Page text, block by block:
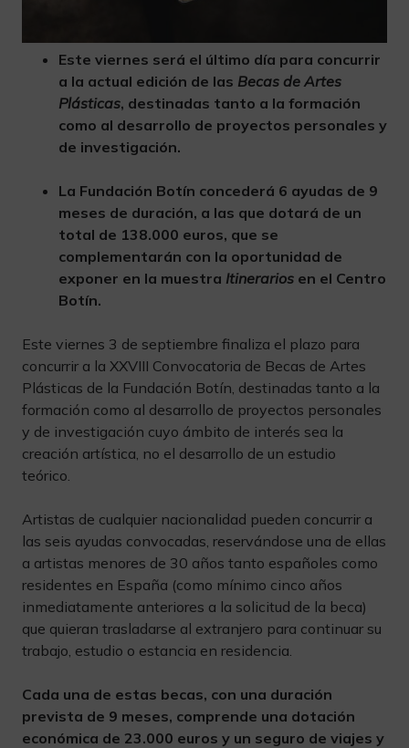
Este viernes será el último día para concurrir
a la actual edición de las Becas de Artes
Plásticas, destinadas tanto a la formación
como al desarrollo de proyectos personales y
de investigación.
La Fundación Botín concederá 6 ayudas de 9
meses de duración, a las que dotará de un
total de 138.000 euros, que se
complementarán con la oportunidad de
exponer en la muestra Itinerarios en el Centro
Botín.
Este viernes 3 de septiembre finaliza el plazo para
concurrir a la XXVIII Convocatoria de Becas de Artes
Plásticas de la Fundación Botín, destinadas tanto a la
formación como al desarrollo de proyectos personales
y de investigación cuyo ámbito de interés sea la
creación artística, no el desarrollo de un estudio
teórico.
Artistas de cualquier nacionalidad pueden concurrir a
las seis ayudas convocadas, reservándose una de ellas
a artistas menores de 30 años tanto españoles como
residentes en España (como mínimo cinco años
inmediatamente anteriores a la solicitud de la beca)
que quieran trasladarse al extranjero para continuar su
trabajo, estudio o estancia en residencia.
Cada una de estas becas, con una duración
prevista de 9 meses, comprende una dotación
económica de 23.000 euros y un seguro de viajes y